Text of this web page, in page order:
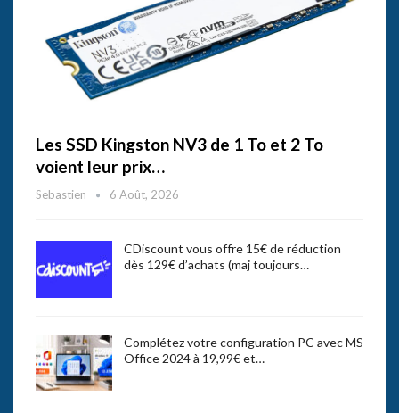
Les SSD Kingston NV3 de 1 To et 2 To
voient leur prix…
Sebastien 6 Août, 2026
CDiscount vous offre 15€ de réduction
dès 129€ d’achats (maj toujours…
Complétez votre configuration PC avec MS
Office 2024 à 19,99€ et…